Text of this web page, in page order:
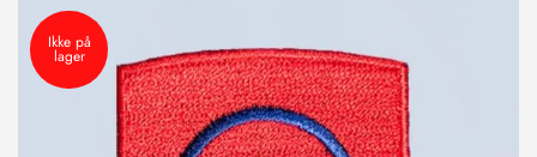
Ikke på
lager